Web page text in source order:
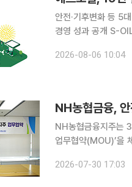
안전·기후변화 등 5
경영 성과 공개 S-OIL(에쓰오일)이 환경·사회·지배구조 분야의 주요 성과를 담은 ‘2025 ESG 보고
업 활동이 환경과 사
2026-08-06 10:04
NH농협금융, 안
NH농협금융지주는
업무협약(MOU)’을 체결했다. 이번 협약은 정부의 ‘노동안전 종합대
과 금융이 만나 기업
2026-07-30 17:03